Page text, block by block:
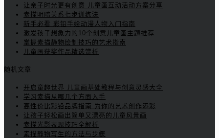
让亲子时光更有创意 儿童画互动活动方案分享
素描明暗关系七步训练法
新手必看 彩铅手绘动漫人物入门指南
激发孩子想象力的10个创意儿童画主题推荐
掌握素描静物绘制技巧的艺术指南
儿童画获奖作品精选赏析
随机文章
开启童趣世界 儿童画基础教程与创意灵感大全
学习素描从哪几个方面入手
高性价比彩铅品牌指南 为你的艺术创作添彩
让孩子轻松画出简单又漂亮的儿童风景画
素描光影表现技巧全解析
素描静物写生的方法与步骤